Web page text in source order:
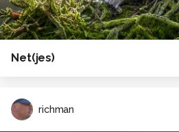
Net(jes)
richman